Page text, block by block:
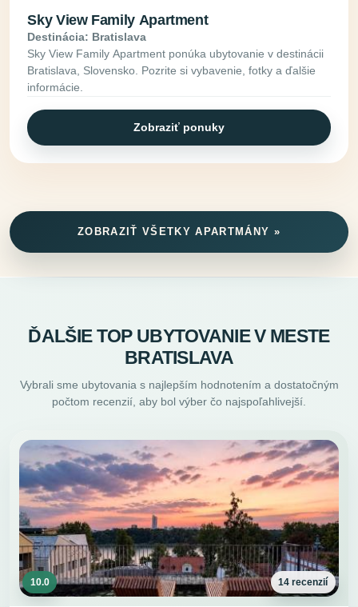
Sky View Family Apartment
Destinácia: Bratislava
Sky View Family Apartment ponúka ubytovanie v destinácii
Bratislava, Slovensko. Pozrite si vybavenie, fotky a ďalšie
informácie.
Zobraziť ponuky
ZOBRAZIŤ VŠETKY APARTMÁNY »
ĎALŠIE TOP UBYTOVANIE V MESTE
BRATISLAVA
Vybrali sme ubytovania s najlepším hodnotením a dostatočným
počtom recenzií, aby bol výber čo najspoľahlivejší.
10.0 14 recenzií